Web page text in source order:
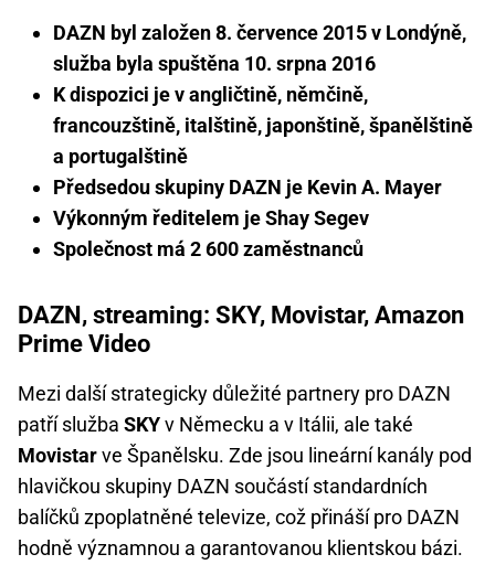
DAZN byl založen 8. července 2015 v Londýně,
služba byla spuštěna 10. srpna 2016
K dispozici je v angličtině, němčině,
francouzštině, italštině, japonštině, španělštině
a portugalštině
Předsedou skupiny DAZN je Kevin A. Mayer
Výkonným ředitelem je Shay Segev
Společnost má 2 600 zaměstnanců
DAZN, streaming: SKY, Movistar, Amazon
Prime Video
Mezi další strategicky důležité partnery pro DAZN
patří služba SKYv Německu a v Itálii, ale také
Movistarve Španělsku. Zde jsou lineární kanály pod
hlavičkou skupiny DAZN součástí standardních
balíčků zpoplatněné televize, což přináší pro DAZN
hodně významnou a garantovanou klientskou bázi.